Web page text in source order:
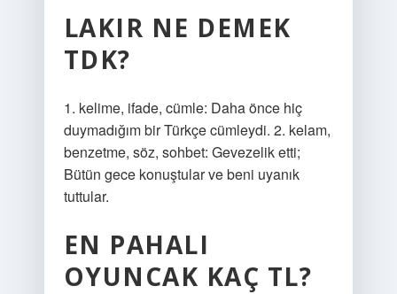
LAKIR NE DEMEK
TDK?
1. kelime, ifade, cümle: Daha önce hiç
duymadığım bir Türkçe cümleydi. 2. kelam,
benzetme, söz, sohbet: Gevezelik etti;
Bütün gece konuştular ve beni uyanık
tuttular.
EN PAHALI
OYUNCAK KAÇ TL?